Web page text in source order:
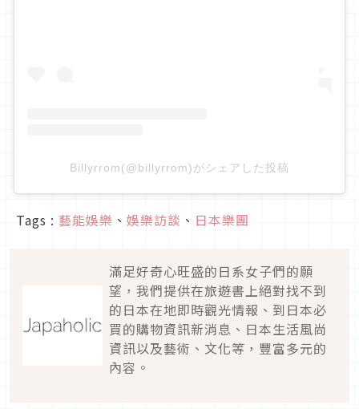
Billyrrom(@billyrrom)がシェアした投稿
Tags : 藝能娛樂 、 娛樂訪談 、 日本樂團
滿足好奇心旺盛的日系女子們的願
望，我們提供在旅遊書上絕對找不到
的日本在地即時觀光情報、到日本必
買的購物資訊新消息、日本生活風尚
資訊以及藝術、文化等，豐富多元的
內容。